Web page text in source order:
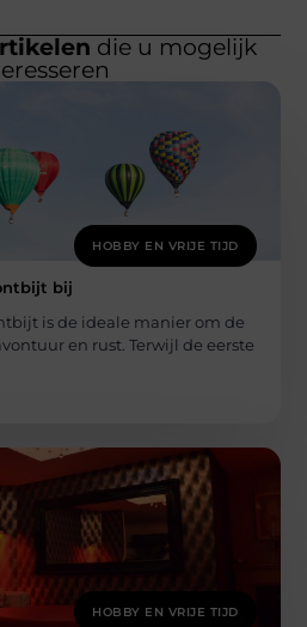
die u mogelijk
HOBBY EN VRIJE TIJD
bij
is de ideale manier om de
en rust. Terwijl de eerste
HOBBY EN VRIJE TIJD